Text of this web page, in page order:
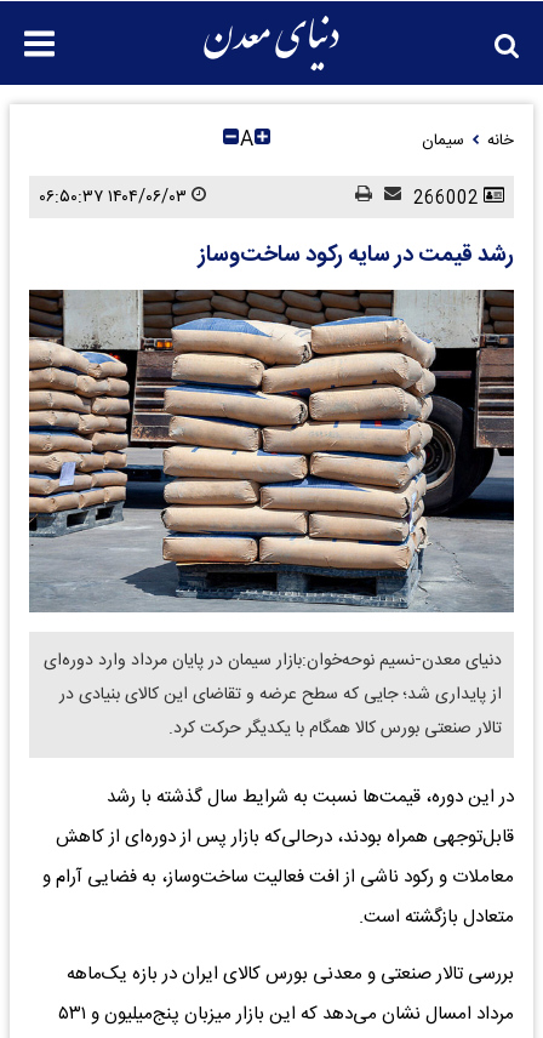
خانه سیمان A
رشد قیمت‌ در سایه رکود ساخت‌وساز
دنیای معدن-نسیم نوحه‌خوان:بازار سیمان در پایان مرداد وارد دوره‌ای
از پایداری شد؛ جایی که سطح عرضه و تقاضای این کالای بنیادی در
تالار صنعتی بورس کالا همگام با یکدیگر حرکت کرد.
در این دوره، قیمت‌ها نسبت به شرایط سال گذشته با رشد
قابل‌توجهی همراه بودند، درحالی‌که بازار پس از دوره‌ای از کاهش
معاملات و رکود ناشی از افت فعالیت ساخت‌وساز،‌ به فضایی آرام و
متعادل بازگشته است.
بررسی تالار صنعتی و معدنی بورس کالای ایران در بازه یک‌ماهه
مرداد امسال نشان می‌دهد که این بازار میزبان پنج‌میلیون و ۵۳۱